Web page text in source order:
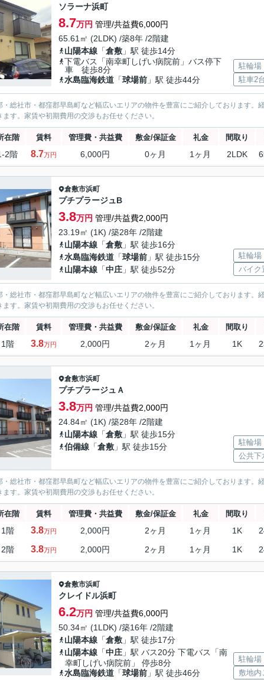
ソラーナ浜町
8.7万円 管理/共益費6,000円
65.61㎡ (2LDK) /築8年 /2階建
山陽本線 「倉敷 」駅 徒歩14分
下電バス「南幸町しげい病院前」バス停下
車 徒歩8分
水島臨海鉄道 「球場前 」駅 徒歩44分
駐輪場
駐車2
・総社市・都窪郡早島町など幅広いエリアの物件を豊富にご紹介しております。
す。家賃や初期費用の交渉もお任せください。
在階 賃料 管理費・共益費 敷金/保証金 礼金 間取り
2階 8.7万円 6,000円 0ヶ月 1ヶ月 2LDK
倉敷市浜町
プチプラージュB
3.8万円 管理/共益費2,000円
23.19㎡ (1K) /築28年 /2階建
山陽本線 「倉敷 」駅 徒歩16分
水島臨海鉄道 「球場前 」駅 徒歩15分
山陽本線 「中庄 」駅 徒歩52分
駐輪場
バイク
・総社市・都窪郡早島町など幅広いエリアの物件を豊富にご紹介しております。
す。家賃や初期費用の交渉もお任せください。
在階 賃料 管理費・共益費 敷金/保証金 礼金 間取り
1階 3.8万円 2,000円 2ヶ月 1ヶ月 1K
倉敷市浜町
プチプラージュＡ
3.8万円 管理/共益費2,000円
24.84㎡ (1K) /築28年 /2階建
山陽本線 「倉敷 」駅 徒歩15分
伯備線 「倉敷 」駅 徒歩15分 駐輪場
公共下
・総社市・都窪郡早島町など幅広いエリアの物件を豊富にご紹介しております。
す。家賃や初期費用の交渉もお任せください。
在階 賃料 管理費・共益費 敷金/保証金 礼金 間取り
1階 3.8万円 2,000円 2ヶ月 1ヶ月 1K
2階 3.8万円 2,000円 2ヶ月 1ヶ月 1K
倉敷市浜町
クレイドル浜町
6.2万円 管理/共益費6,000円
50.34㎡ (1LDK) /築16年 /2階建
山陽本線 「倉敷 」駅 徒歩17分
山陽本線 「中庄 」駅 バス20分 下電バス「南
幸町しげい病院前」 停歩8分
水島臨海鉄道 「球場前 」駅 徒歩46分
駐輪場
敷地内